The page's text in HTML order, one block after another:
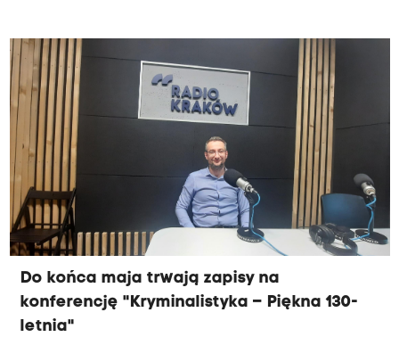
Do końca maja trwają zapisy na
konferencję "Kryminalistyka – Piękna 130-
letnia"